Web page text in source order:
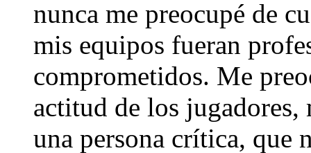
nunca me preocupé de
mis equipos fueran
comprometidos. Me
actitud de los jugadores,
una persona crítica, que